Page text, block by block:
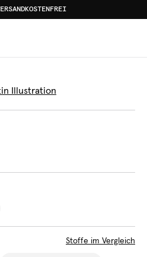
Karo Blau
Illustration
Stoffe im Vergleich